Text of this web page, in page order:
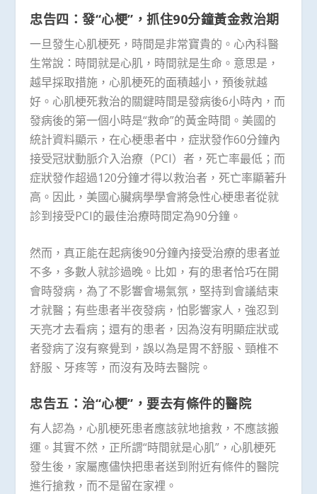
忠告四：發“心梗”，抓住90分鐘黃金救治期
一旦發生心肌梗死，時間是非常寶貴的。心內科醫
生常說：時間就是心肌，時間就是生命。意思是，
越早採取措施，心肌梗死的面積越小，預後就越
好。心肌梗死救治的關鍵時間是發病後6小時內，而
發病後的第一個小時是“救命”的黃金時間。美國的
統計資料顯示，在心梗患者中，症狀發作60分鐘內
接受冠狀動脈介入治療（PCI）者，死亡率最低；而
症狀發作超過120分鐘才得以救治者，死亡率顯著升
高。因此，美國心臟病學學會將急性心梗患者從就
診到接受PCI的最佳治療時間定為90分鐘。
然而，真正能在起病後90分鐘內接受治療的患者並
不多，多數人就診過晚。比如，有的患者恰巧在開
會時發病，為了不影響會場氣氛，堅持到會議結束
才就醫；有些患者半夜發病，怕影響家人，強忍到
天亮才去看病；還有的患者，因為沒有明顯症狀或
者發病了沒有察覺到，誤以為是胃不舒服、頸椎不
舒服、牙疼等，而沒有及時去醫院。
忠告五：治“心梗”，要去有條件的醫院
有人認為，心肌梗死患者應該就地搶救，不應該搬
運。其實不然，正所謂“時間就是心肌”，心肌梗死
發生後，家屬應儘快把患者送到附近有條件的醫院
進行搶救，而不是留在家裡。